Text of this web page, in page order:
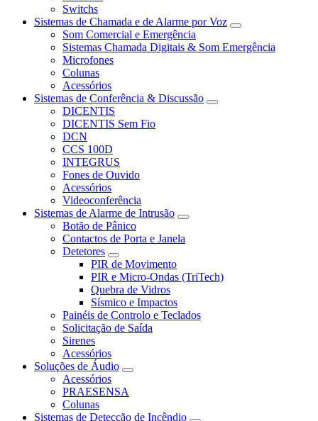
Switchs
Sistemas de Chamada e de Alarme por Voz
Som Comercial e Emergência
Sistemas Chamada Digitais & Som Emergência
Microfones
Colunas
Acessórios
Sistemas de Conferência & Discussão
DICENTIS
DICENTIS Sem Fio
DCN
CCS 100D
INTEGRUS
Fones de Ouvido
Acessórios
Videoconferência
Sistemas de Alarme de Intrusão
Botão de Pânico
Contactos de Porta e Janela
Detetores
PIR de Movimento
PIR e Micro-Ondas (TriTech)
Quebra de Vidros
Sísmico e Impactos
Painéis de Controlo e Teclados
Solicitação de Saída
Sirenes
Acessórios
Soluções de Áudio
Acessórios
PRAESENSA
Colunas
Sistemas de Detecção de Incêndio